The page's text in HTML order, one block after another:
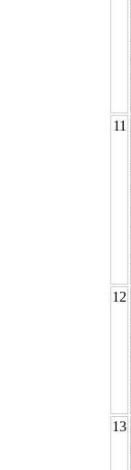
11
12
13